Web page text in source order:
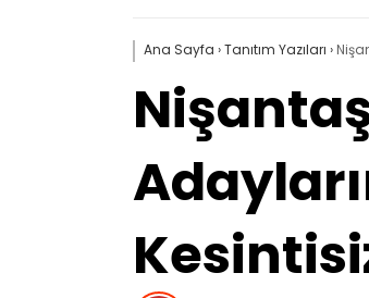
Ana Sayfa ›Tanıtım Yazıları ›